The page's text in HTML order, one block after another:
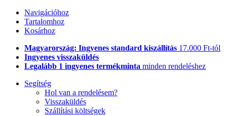
Navigációhoz
Tartalomhoz
Kosárhoz
Magyarország: Ingyenes standard kiszállítás 17.000 Ft-tól
Ingyenes visszaküldés
Legalább 1 ingyenes termékminta minden rendeléshez
Segítség
Hol van a rendelésem?
Visszaküldés
Szállítási költségek